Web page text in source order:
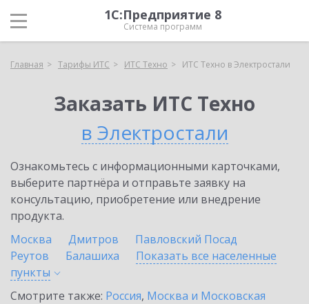
1С:Предприятие 8
Система программ
Главная Тарифы ИТС ИТС Техно ИТС Техно в Электростали
Заказать ИТС Техно
в Электростали
Ознакомьтесь с информационными карточками,
выберите партнёра и отправьте заявку на
консультацию, приобретение или внедрение
продукта.
Москва
Дмитров
Павловский Посад
Реутов
Балашиха
Показать все населенные
пункты
Смотрите также: Россия, Москва и Московская